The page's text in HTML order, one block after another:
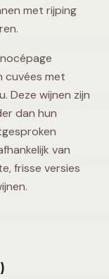
met rijping
cuvées met
Deze wijnen zijn
dan hun
van
frisse versies